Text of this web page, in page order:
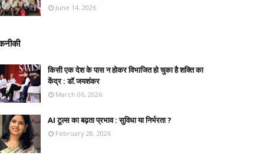
June 14, 2026
किसी एक देश के पास न होकर विभाजित हो चुका है शक्ति का
केंद्र : डॉ.जयशंकर
March 06, 2026
AI टूल्स का बढ़ता प्रभाव : सुविधा या निर्भरता ?
February 28, 2026